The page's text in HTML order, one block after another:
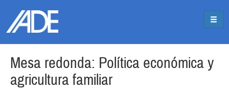
Mesa redonda: Política económica y
agricultura familiar